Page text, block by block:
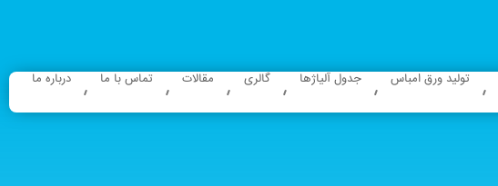
تولید ورق امباس جدول آلیاژها گالری مقالات تماس با ما درباره ما